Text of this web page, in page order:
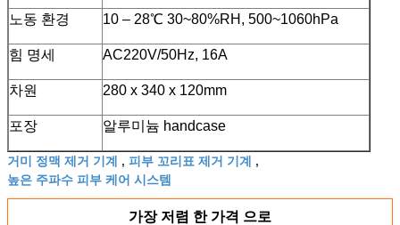
노동 환경 10 – 28℃ 30~80%RH, 500~1060hPa
힘 명세 AC220V/50Hz, 16A
차원 280 x 340 x 120mm
포장 알루미늄 handcase
거미 정맥 제거 기계 , 피부 꼬리표 제거 기계 ,
높은 주파수 피부 케어 시스템
가장 저렴 한 가격 으로